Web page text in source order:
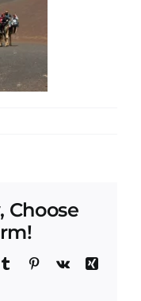
Choose
TumblrPinterest
Vk
Xing